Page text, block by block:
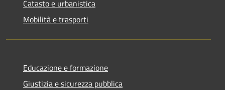
Catasto e urbanistica
Mobilità e trasporti
Educazione e formazione
Giustizia e sicurezza pubblica